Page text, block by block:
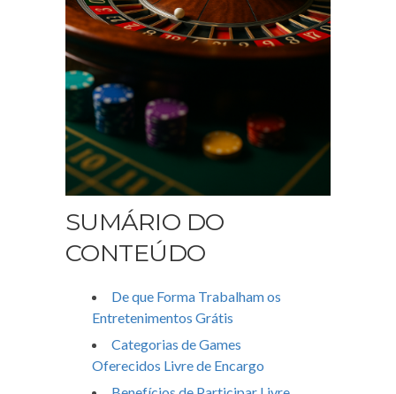
SUMÁRIO DO
CONTEÚDO
De que Forma Trabalham os
Entretenimentos Grátis
Categorias de Games
Oferecidos Livre de Encargo